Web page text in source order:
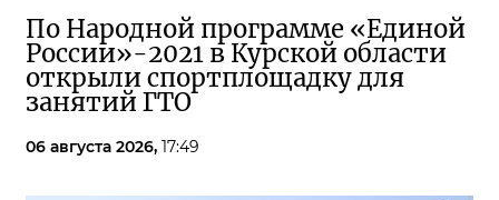
По Народной программе «Единой
России»-2021 в Курской области
открыли спортплощадку для
занятий ГТО
06 августа 2026, 17:49